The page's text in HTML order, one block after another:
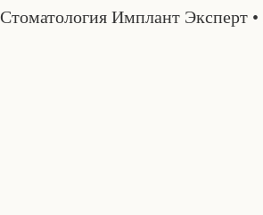
Стоматология Имплант Эксперт